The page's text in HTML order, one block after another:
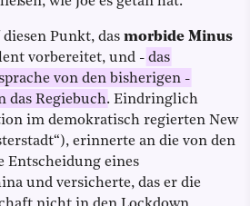
Punkt, das morbide Minus
vorbereitet, und - das
von den bisherigen -
das Regiebuch. Eindringlich
im demokratisch regierten New
erinnerte an die von den
eines
und versicherte, das er die